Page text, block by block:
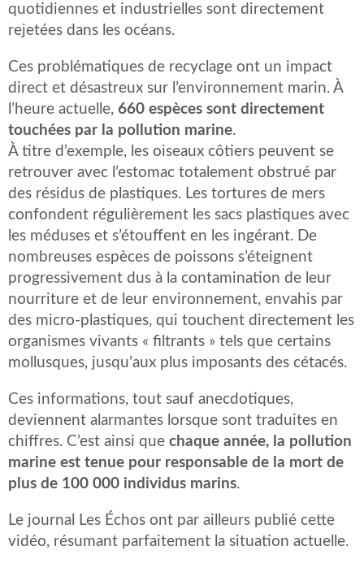
quotidiennes et industrielles sont directement
rejetées dans les océans.
Ces problématiques de recyclage ont un impact
direct et désastreux sur l’environnement marin. À
l’heure actuelle, 660 espèces sont directement
touchées par la pollution marine.
À titre d’exemple, les oiseaux côtiers peuvent se
retrouver avec l’estomac totalement obstrué par
des résidus de plastiques. Les tortures de mers
confondent régulièrement les sacs plastiques avec
les méduses et s’étouffent en les ingérant. De
nombreuses espèces de poissons s’éteignent
progressivement dus à la contamination de leur
nourriture et de leur environnement, envahis par
des micro-plastiques, qui touchent directement les
organismes vivants « filtrants » tels que certains
mollusques, jusqu’aux plus imposants des cétacés.
Ces informations, tout sauf anecdotiques,
deviennent alarmantes lorsque sont traduites en
chiffres. C’est ainsi que chaque année, la pollution
marine est tenue pour responsable de la mort de
plus de 100 000 individus marins.
Le journal Les Échos ont par ailleurs publié cette
vidéo, résumant parfaitement la situation actuelle.